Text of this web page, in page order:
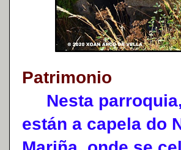
Patrimonio
Nesta parroquia,
están a capela do